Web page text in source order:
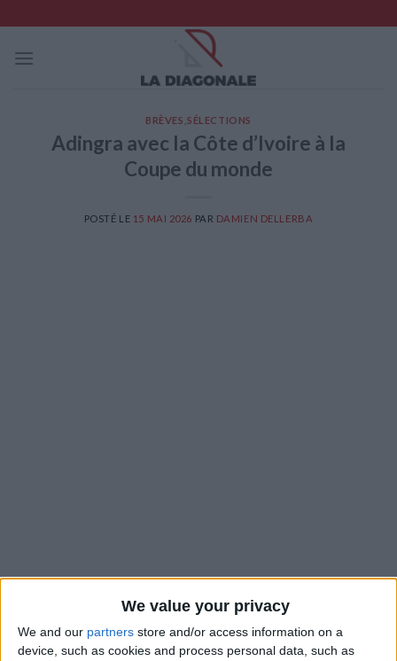
We value your privacy
We and our partners store and/or access information on a
device, such as cookies and process personal data, such as
to
content
BRÈVES ,SÉLECTIONS
Adingra avec la Côte d’Ivoire à la
Coupe du monde
POSTÉ LE 15 MAI 2026 PAR DAMIEN DELLERBA